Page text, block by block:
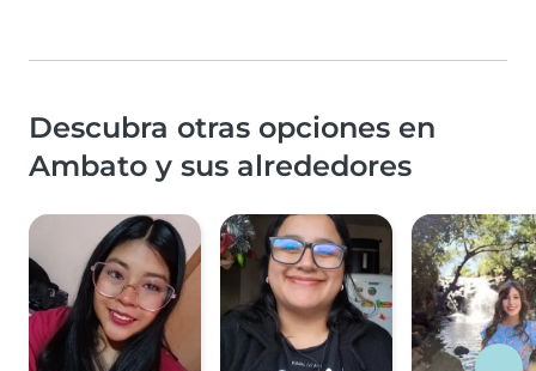
Descubra otras opciones en
Ambato y sus alrededores